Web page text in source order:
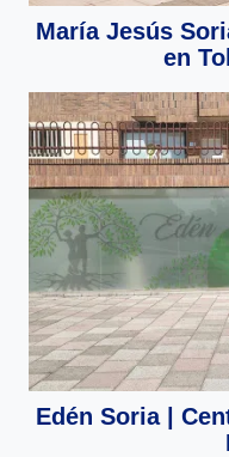
María Jesús
en
Edén Soria |